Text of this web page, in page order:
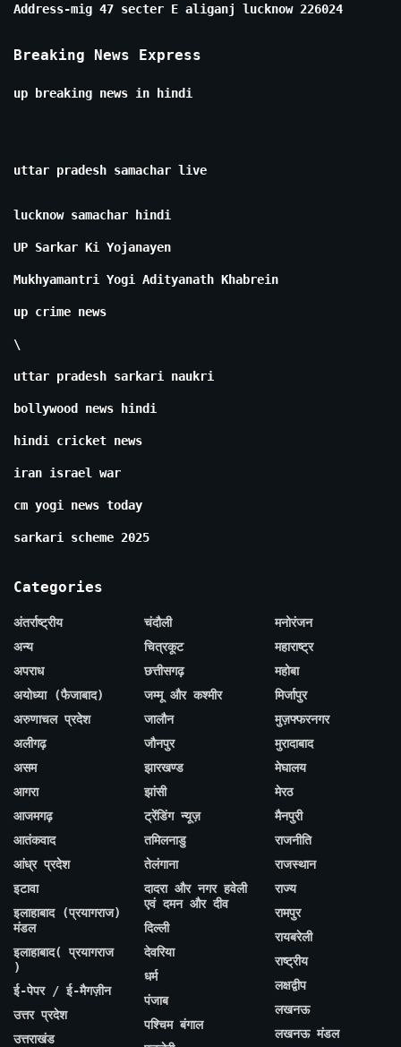
Address-mig 47 secter E aliganj lucknow 226024
Breaking News Express
up breaking news in hindi
uttar pradesh samachar live
lucknow samachar hindi
UP Sarkar Ki Yojanayen
Mukhyamantri Yogi Adityanath Khabrein
up crime news
\
uttar pradesh sarkari naukri
bollywood news hindi
hindi cricket news
iran israel war
cm yogi news today
sarkari scheme 2025
Categories
अंतर्राष्ट्रीय
अन्य
अपराध
अयोध्या (फैजाबाद)
अरुणाचल प्रदेश
अलीगढ़
असम
आगरा
आजमगढ़
आतंकवाद
आंध्र प्रदेश
इटावा
इलाहाबाद (प्रयागराज)
मंडल
इलाहाबाद( प्रयागराज
)
ई-पेपर / ई-मैगज़ीन
उत्तर प्रदेश
उत्तराखंड
चंदौली
चित्रकूट
छत्तीसगढ़
जम्मू और कश्मीर
जालौन
जौनपुर
झारखण्ड
झांसी
ट्रेंडिंग न्यूज़
तमिलनाडु
तेलंगाना
दादरा और नगर हवेली
एवं दमन और दीव
दिल्ली
देवरिया
धर्म
पंजाब
पश्चिम बंगाल
मनोरंजन
महाराष्ट्र
महोबा
मिर्जापुर
मुज़फ्फरनगर
मुरादाबाद
मेघालय
मेरठ
मैनपुरी
राजनीति
राजस्थान
राज्य
रामपुर
रायबरेली
राष्ट्रीय
लक्षद्वीप
लखनऊ
लखनऊ मंडल